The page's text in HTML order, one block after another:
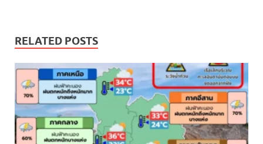
RELATED POSTS